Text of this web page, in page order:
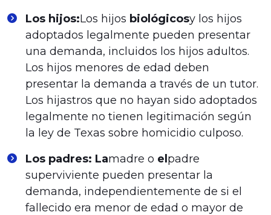
Los hijos:Los hijos biológicosy los hijos
adoptados legalmente pueden presentar
una demanda, incluidos los hijos adultos.
Los hijos menores de edad deben
presentar la demanda a través de un tutor.
Los hijastros que no hayan sido adoptados
legalmente no tienen legitimación según
la ley de Texas sobre homicidio culposo.
Los padres: Lamadre o elpadre
superviviente pueden presentar la
demanda, independientemente de si el
fallecido era menor de edad o mayor de